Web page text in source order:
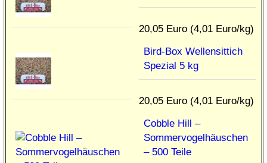
20,05 Euro (4,01 Euro/kg)
Bird-Box Wellensittich
Spezial 5 kg
20,05 Euro (4,01 Euro/kg)
Cobble Hill –
Sommervogelhäuschen
– 500 Teile